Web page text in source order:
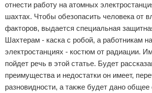
Спорт и фитнес
Красота
Кино и сериалы
Покупки
Для правообладателей
Условия предоставления
Отказ от ответственности
отнести работу на атомных
шахтах. Чтобы обезопасить человека от
факторов, выдается специальная
Шахтерам - каска с робой, а работникам
электростанциях - костюм от радиации.
пойдет речь в этой статье. Будет
преимущества и недостатки он имеет,
разновидности, а также будет дано общее